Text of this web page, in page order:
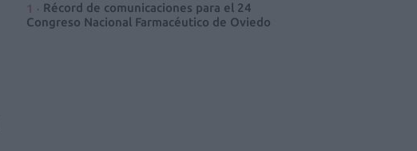
Récord de comunicaciones para el 24
Congreso Nacional Farmacéutico de Oviedo